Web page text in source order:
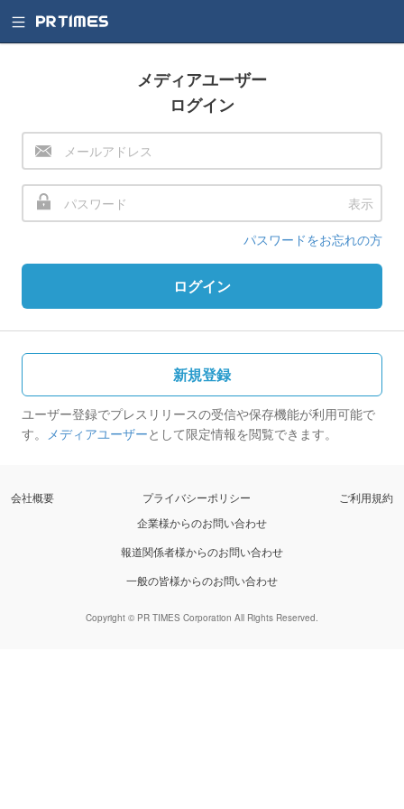
メディアユーザー
ログイン
表示
パスワードをお忘れの方
ログイン
新規登録
ユーザー登録でプレスリリースの受信や保存機能が利用可能で
す。 メディアユーザーとして限定情報を閲覧できます。
会社概要 プライバシーポリシー
ご利用規約
企業様からのお問い合わせ
報道関係者様からのお問い合わせ
一般の皆様からのお問い合わせ
Copyright © PR TIMES Corporation All Rights Reserved.